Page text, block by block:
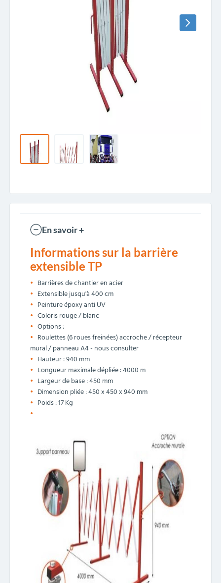
En savoir +
Informations sur la barrière
extensible TP
Barrières de chantier en acier
Extensible jusqu'à 400 cm
Peinture époxy anti UV
Coloris rouge / blanc
Options :
Roulettes (6 roues freinées) accroche / récepteur
mural / panneau A4 - nous consulter
Hauteur : 940 mm
Longueur maximale dépliée : 4000 m
Largeur de base : 450 mm
Dimension pliée : 450 x 450 x 940 mm
Poids : 17 Kg